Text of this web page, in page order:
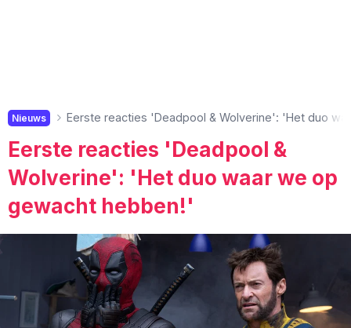
Nieuws Eerste reacties 'Deadpool & Wolverine': 'Het duo
Eerste reacties 'Deadpool &
Wolverine': 'Het duo waar we op
gewacht hebben!'